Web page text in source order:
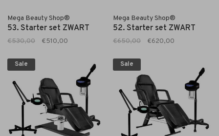
Mega Beauty Shop®
53. Starter set ZWART
€530,00 €510,00
Mega Beauty Shop®
52. Starter set ZWART
€650,00 €620,00
Sale Sale